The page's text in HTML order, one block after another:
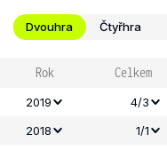
Dvouhra Čtyřhra
Rok Celkem
2019 4/3
2018
1/1